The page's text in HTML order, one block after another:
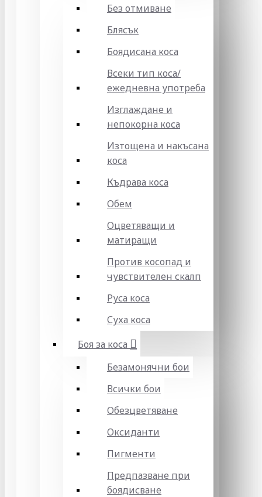
Без отмиване
Блясък
Боядисана коса
Всеки тип коса/
ежедневна употреба
Изглаждане и
непокорна коса
Изтощена и накъсана
коса
Къдрава коса
Обем
Оцветяващи и
матиращи
Против косопад и
чувствителен скалп
Руса коса
Суха коса
Боя за коса
Безамонячни бои
Всички бои
Обезцветяване
Оксиданти
Пигменти
Предпазване при
боядисване